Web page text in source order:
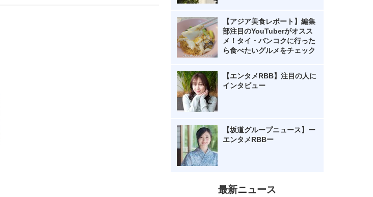
【アジア美食レポート】編集
部注目のYouTuberがオスス
メ！タイ・バンコクに行った
ら食べたいグルメをチェック
【エンタメRBB】注目の人に
インタビュー
【坂道グループニュース】ー
エンタメRBBー
最新ニュース